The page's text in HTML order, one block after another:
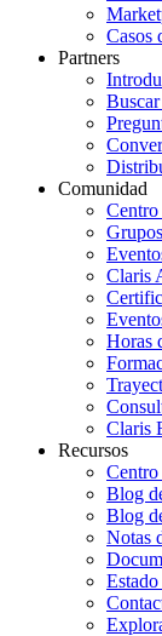
Casos
Partners
Comunidad
Centro
Claris
Horas
Claris
Recursos
Centro
Blog
Blog
Notas
Estado